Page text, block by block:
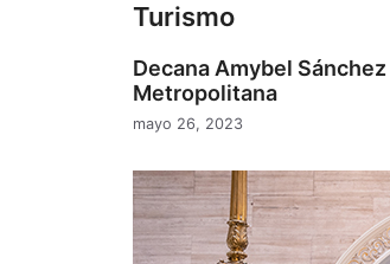
Turismo
Decana Amybel
Metropolitana
mayo 26, 2023